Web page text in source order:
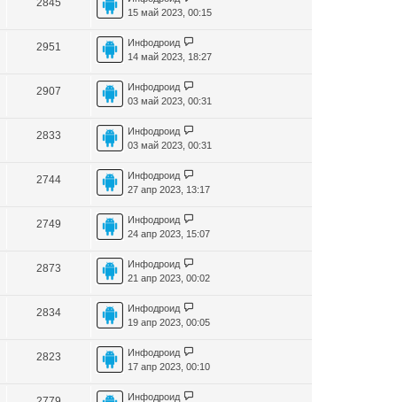
2845
15 май 2023, 00:15
2951
Инфодроид
14 май 2023, 18:27
2907
Инфодроид
03 май 2023, 00:31
2833
Инфодроид
03 май 2023, 00:31
2744
Инфодроид
27 апр 2023, 13:17
2749
Инфодроид
24 апр 2023, 15:07
2873
Инфодроид
21 апр 2023, 00:02
2834
Инфодроид
19 апр 2023, 00:05
2823
Инфодроид
17 апр 2023, 00:10
Инфодроид